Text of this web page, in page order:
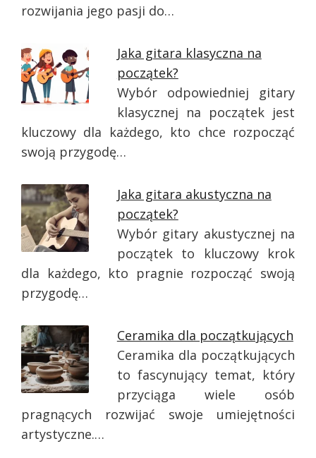
rozwijania jego pasji do…
Jaka gitara klasyczna na
początek?
Wybór odpowiedniej gitary
klasycznej na początek jest
kluczowy dla każdego, kto chce rozpocząć
swoją przygodę…
Jaka gitara akustyczna na
początek?
Wybór gitary akustycznej na
początek to kluczowy krok
dla każdego, kto pragnie rozpocząć swoją
przygodę…
Ceramika dla początkujących
Ceramika dla początkujących
to fascynujący temat, który
przyciąga wiele osób
pragnących rozwijać swoje umiejętności
artystyczne.…